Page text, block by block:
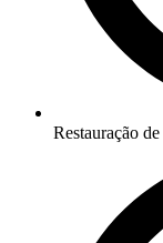
Restauração